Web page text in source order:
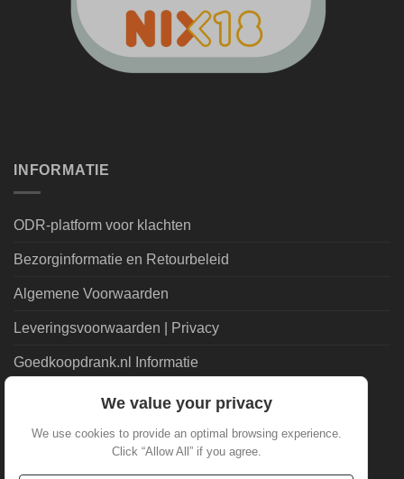
INFORMATIE
ODR-platform voor klachten
Bezorginformatie en Retourbeleid
Algemene Voorwaarden
Leveringsvoorwaarden | Privacy
Goedkoopdrank.nl Informatie
We value your privacy
We use cookies to provide an optimal browsing experience.
Click “Allow All” if you agree.